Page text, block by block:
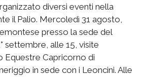
diversi eventi nella
il Palio. Mercoledì 31 agosto,
presso la sede del
settembre, alle 15, visite
Equestre Capricorno di
in sede con i Leoncini. Alle